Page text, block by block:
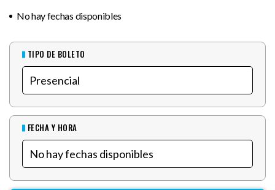
No hay fechas disponibles
TIPO DE BOLETO
FECHA Y HORA